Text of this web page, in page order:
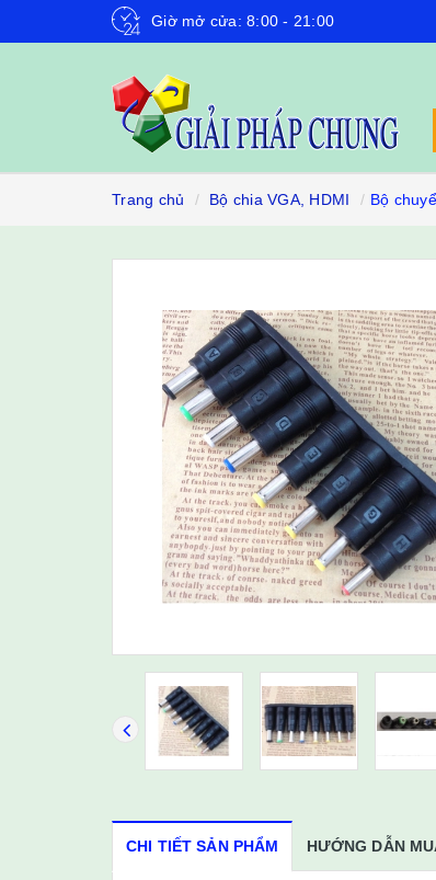
Giờ mở cửa: 8:00 - 21:00
Trang chủ Bộ chia VGA, HDMI Bộ
CHI TIẾT SẢN PHẨM HƯỚNG DẪN